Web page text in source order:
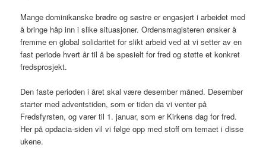
Mange dominikanske brødre og søstre er engasjert i arbeidet med
å bringe håp inn i slike situasjoner. Ordensmagisteren ønsker å
fremme en global solidaritet for slikt arbeid ved at vi setter av en
fast periode hvert år til å be spesielt for fred og støtte et konkret
fredsprosjekt.
Den faste perioden i året skal være desember måned. Desember
starter med adventstiden, som er tiden da vi venter på
Fredsfyrsten, og varer til 1. januar, som er Kirkens dag for fred.
Her på opdacia-siden vil vi følge opp med stoff om temaet i disse
ukene.